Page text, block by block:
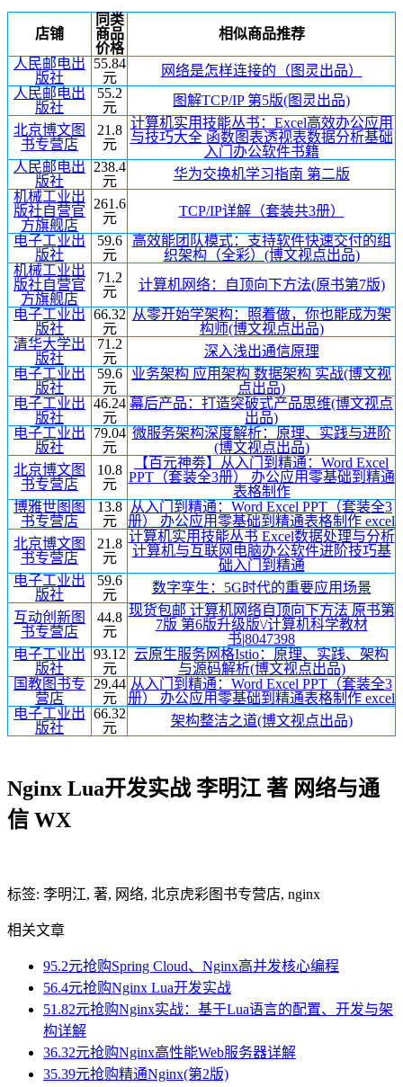
店铺
同类
商品
价格
相似商品推荐
人民邮电出
版社
55.84
元
网络是怎样连接的（图灵出品）
人民邮电出
版社
55.2
元
图解TCP/IP 第5版(图灵出品)
北京博文图
书专营店
21.8
元
计算机实用技能丛书：Excel高效办公应用
与技巧大全 函数图表透视表数据分析基础
入门办公软件书籍
人民邮电出
版社
238.4
元
华为交换机学习指南 第二版
机械工业出
版社自营官
方旗舰店
261.6
元
TCP/IP详解（套装共3册）
电子工业出
版社
59.6
元
高效能团队模式：支持软件快速交付的组
织架构（全彩）(博文视点出品)
机械工业出
版社自营官
方旗舰店
71.2
元
计算机网络：自顶向下方法(原书第7版)
电子工业出
版社
66.32
元
从零开始学架构：照着做，你也能成为架
构师(博文视点出品)
清华大学出
版社
71.2
元
深入浅出通信原理
电子工业出
版社
59.6
元
业务架构 应用架构 数据架构 实战(博文视
点出品)
电子工业出
版社
46.24
元
幕后产品：打造突破式产品思维(博文视点
出品)
电子工业出
版社
79.04
元
微服务架构深度解析：原理、实践与进阶
(博文视点出品)
北京博文图
书专营店
10.8
元
【百元神劵】从入门到精通：Word Excel
PPT（套装全3册） 办公应用零基础到精通
表格制作
博雅世图图
书专营店
13.8
元
从入门到精通：Word Excel PPT（套装全3
册） 办公应用零基础到精通表格制作 excel
北京博文图
书专营店
21.8
元
计算机实用技能丛书 Excel数据处理与分析
计算机与互联网电脑办公软件进阶技巧基
础入门到精通
电子工业出
版社
59.6
元
数字孪生：5G时代的重要应用场景
互动创新图
书专营店
44.8
元
现货包邮 计算机网络自顶向下方法 原书第
7版 第6版升级版\/计算机科学教材
书|8047398
电子工业出
版社
93.12
元
云原生服务网格Istio：原理、实践、架构
与源码解析(博文视点出品)
国教图书专
营店
29.44
元
从入门到精通：Word Excel PPT（套装全3
册） 办公应用零基础到精通表格制作 excel
电子工业出
版社
66.32
元
架构整洁之道(博文视点出品)
Nginx Lua开发实战 李明江 著 网络与通
信 WX
标签: 李明江, 著, 网络, 北京虎彩图书专营店, nginx
相关文章
95.2元抢购Spring Cloud、Nginx高并发核心编程
56.4元抢购Nginx Lua开发实战
51.82元抢购Nginx实战：基于Lua语言的配置、开发与架
构详解
36.32元抢购Nginx高性能Web服务器详解
35.39元抢购精通Nginx(第2版)